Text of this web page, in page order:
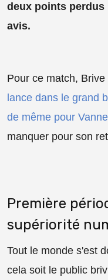
deux points perdus
avis.
Pour ce match,
lance dans le grand
de même pour
manquer pour son
Première
supériorité
Tout le monde s'est
cela soit le public